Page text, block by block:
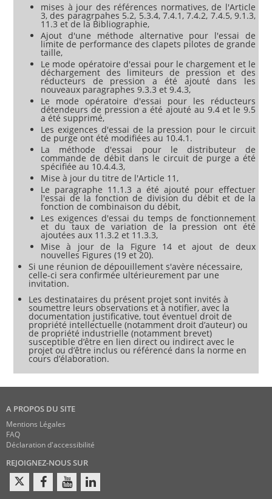
mises à jour des références normatives, de l'Article
3, des paragrpahes 5.2, 5.3.4, 7.4.1, 7.4.2, 7.4.5, 9.1.3,
11.3 et de la Bibliographie,
Ajout d'une méthode alternative pour l'essai de
limite de performance des clapets pilotes de grande
taille,
Le mode opératoire d'essai pour le chargement et le
déchargement des limiteurs de pression et des
réducteurs de pression a été ajouté dans les
nouveaux paragraphes 9.3.3 et 9.4.3,
Le mode opératoire d'essai pour les réducteurs
détendeurs de pression a été ajouté au 9.4 et le 9.5
a été supprimé,
Les exigences d'essai de la pression pour le circuit
de purge ont été modifiées au 10.4.1.
La méthode d'essai pour le distributeur de
commande de débit dans le circuit de purge a été
spécifiée au 10.4.4.3,
Mise à jour du titre de l'Article 11,
Le paragraphe 11.1.3 a été ajouté pour effectuer
l'essai de la fonction de division du débit et de la
fonction de combinaison du débit,
Les exigences d'essai du temps de fonctionnement
et du taux de variation de la pression ont été
ajoutées aux 11.3.2 et 11.3.3,
Mise à jour de la Figure 14 et ajout de deux
nouvelles Figures (19 et 20).
Si une réunion de dépouillement s'avère nécessaire,
celle-ci sera confirmée ultérieurement par une
invitation.
Les destinataires du présent projet sont invités à
soumettre leurs observations et à notifier, avec la
documentation justificative, tout éventuel droit de
propriété intellectuelle (notamment droit d’auteur) ou
de propriété industrielle (notamment brevet)
susceptible d’être en lien direct ou indirect avec le
projet ou d’être inclus ou référencé dans la norme en
cours d’élaboration.
A PROPOS DU SITE
Mentions Légales
FAQ
Déclaration d'accessibilité
REJOIGNEZ-NOUS SUR